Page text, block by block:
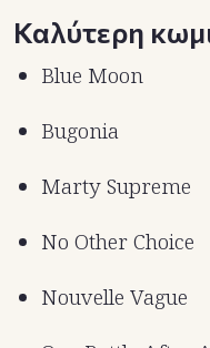
Καλύτερη
Blue Moon
Bugonia
Marty Supreme
No Other Choice
Nouvelle Vague